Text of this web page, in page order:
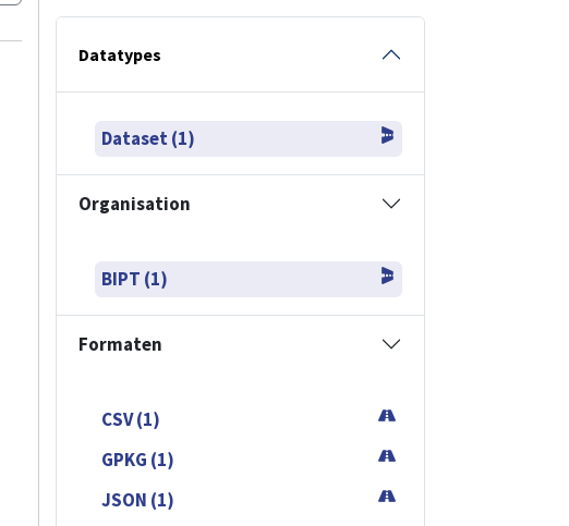
Datatypes
Dataset (1)
Organisation
BIPT (1)
Formaten
CSV (1)
GPKG (1)
JSON (1)